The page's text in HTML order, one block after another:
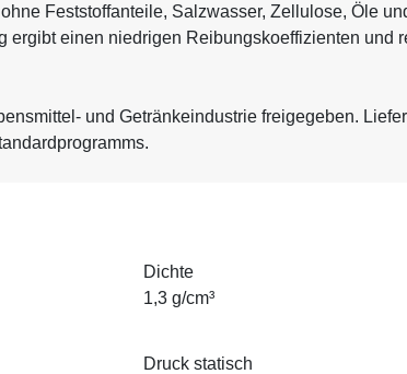
Feststoffanteile, Salzwasser, Zellulose, Öle
einen niedrigen Reibungskoeffizienten und
und Getränkeindustrie freigegeben.
Dichte
1,3 g/cm³
Druck statisch